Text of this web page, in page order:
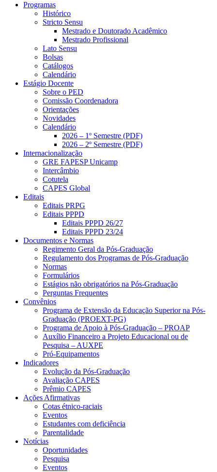
Programas
Histórico
Stricto Sensu
Mestrado e Doutorado Acadêmico
Mestrado Profissional
Lato Sensu
Bolsas
Catálogos
Calendário
Estágio Docente
Sobre o PED
Comissão Coordenadora
Orientações
Novidades
Calendário
2026 – 1º Semestre (PDF)
2026 – 2º Semestre (PDF)
Internacionalização
GRE FAPESP Unicamp
Intercâmbio
Cotutela
CAPES Global
Editais
Editais PRPG
Editais PPPD
Editais PPPD 26/27
Editais PPPD 23/24
Documentos e Normas
Regimento Geral da Pós-Graduação
Regulamento dos Programas de Pós-Graduação
Normas
Formulários
Estágios não obrigatórios na Pós-Graduação
Perguntas Frequentes
Convênios
Programa de Extensão da Educação Superior na Pós-
Graduação (PROEXT-PG)
Programa de Apoio à Pós-Graduação – PROAP
Auxílio Financeiro a Projeto Educacional ou de
Pesquisa – AUXPE
Pró-Equipamentos
Indicadores
Evolução da Pós-Graduação
Avaliação CAPES
Prêmio CAPES
Ações Afirmativas
Cotas étnico-raciais
Eventos
Estudantes com deficiência
Parentalidade
Notícias
Oportunidades
Pesquisa
Eventos